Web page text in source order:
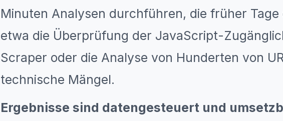
Minuten Analysen durchführen, die früher Tage
etwa die Überprüfung der JavaScript-
Scraper oder die Analyse von Hunderten von
technische Mängel.
Ergebnisse sind datengesteuert und